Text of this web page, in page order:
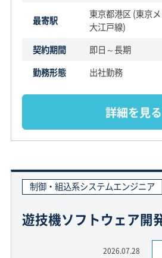
最寄駅
東京都港区 (東京
大江戸線)
契約期間
即日～長期
勤務形態
出社勤務
詳細を見る
制御・組込系システムエンジニア
遊技機ソフトウェア開
2026.07.28